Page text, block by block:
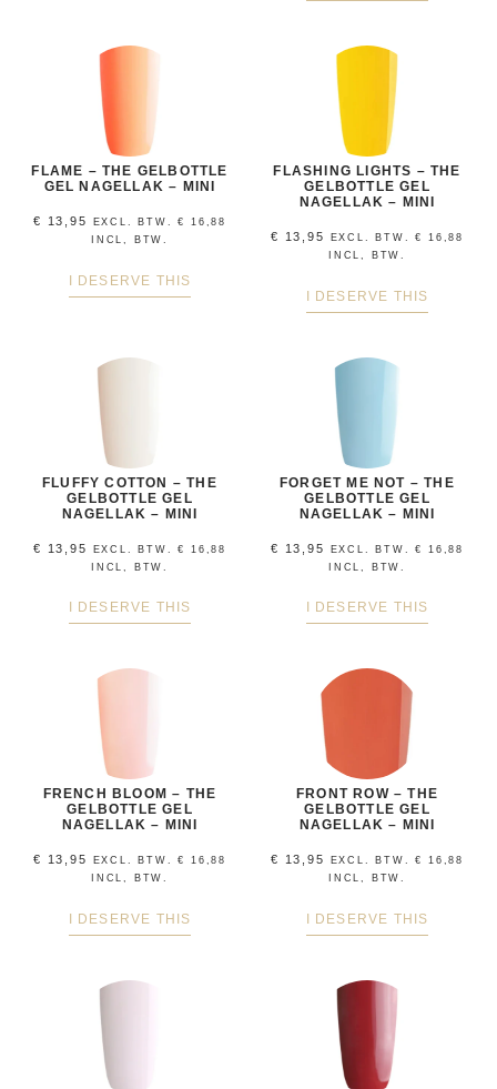
FLAME – THE GELBOTTLE
GEL NAGELLAK – MINI
€ 13,95 EXCL. BTW.€
16,88
INCL, BTW.
I DESERVE THIS
FLASHING LIGHTS – THE
GELBOTTLE GEL
NAGELLAK – MINI
€ 13,95 EXCL. BTW.€
16,88
INCL, BTW.
I DESERVE THIS
FLUFFY COTTON – THE
GELBOTTLE GEL
NAGELLAK – MINI
€ 13,95 EXCL. BTW.€
16,88
INCL, BTW.
I DESERVE THIS
FORGET ME NOT – THE
GELBOTTLE GEL
NAGELLAK – MINI
€ 13,95 EXCL. BTW.€
16,88
INCL, BTW.
I DESERVE THIS
FRENCH BLOOM – THE
GELBOTTLE GEL
NAGELLAK – MINI
€ 13,95 EXCL. BTW.€
16,88
INCL, BTW.
I DESERVE THIS
FRONT ROW – THE
GELBOTTLE GEL
NAGELLAK – MINI
€ 13,95 EXCL. BTW.€
16,88
INCL, BTW.
I DESERVE THIS